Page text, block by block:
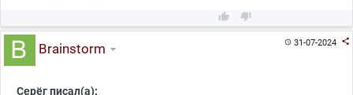
 
31-07-2024 
Brainstorm
Серёг писал(а):